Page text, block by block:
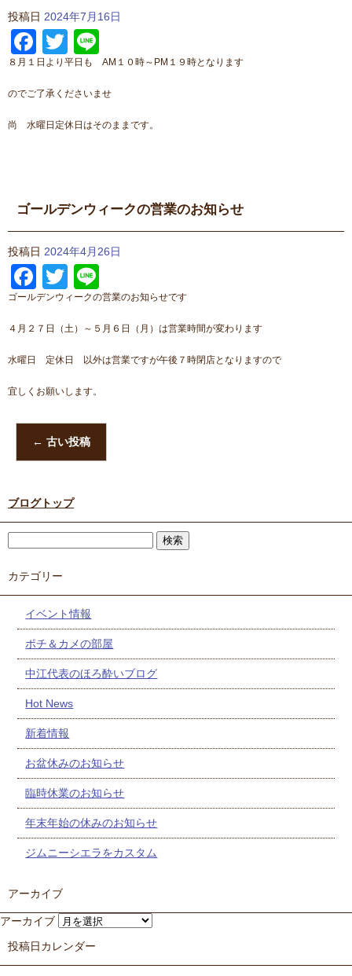
投稿日 2024年7月16日
Facebook
Twitter
８月１日より平日も AM１０時～PM１９時となります
のでご了承くださいませ
尚 水曜日定休日はそのままです。
ゴールデンウィークの営業のお知らせ
投稿日 2024年4月26日
Facebook
Twitter
ゴールデンウィークの営業のお知らせです
４月２７日（土）～５月６日（月）は営業時間が変わります
水曜日 定休日 以外は営業ですが午後７時閉店となりますので
宜しくお願いします。
← 古い投稿
ブログトップ
カテゴリー
イベント情報
ポチ＆カメの部屋
中江代表のほろ酔いブログ
Hot News
新着情報
お盆休みのお知らせ
臨時休業のお知らせ
年末年始の休みのお知らせ
ジムニーシエラをカスタム
アーカイブ
アーカイブ
投稿日カレンダー